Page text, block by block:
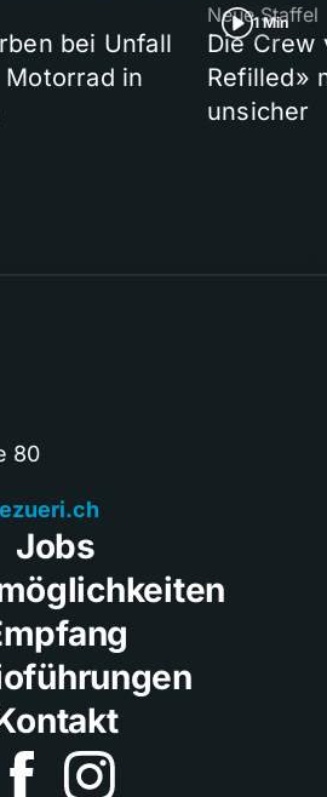
bei Unfall
in
1 Min
Neue Staffel
Die Crew
Refilled»
unsicher
80
Jobs